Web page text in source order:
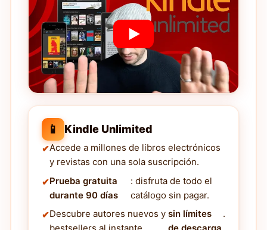
📱 Kindle Unlimited
Accede a millones de libros electrónicos
y revistas con una sola suscripción.
Prueba gratuita
durante 90 días
: disfruta de todo el
catálogo sin pagar.
Descubre autores nuevos y sin límites
.